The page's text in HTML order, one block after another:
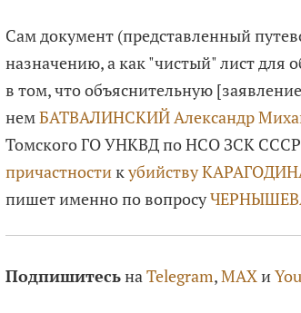
Сам документ (представленный
назначению, а как "чистый" лист для
в том, что объяснительную
немБАТВАЛИНСКИЙ Александр
Томского ГО УНКВД по НСО ЗСК
причастностикубийству
пишет именно по вопросу
ПодпишитесьнаTelegram,MAXи